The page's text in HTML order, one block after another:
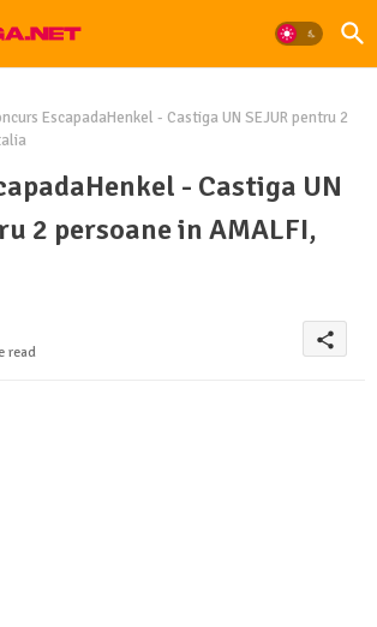
EscapadaHenkel - Castiga UN SEJUR pentru 2
- Castiga UN
2 persoane in AMALFI,
read
share